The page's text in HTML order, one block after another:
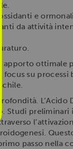
e
da attività
apporto ottimale
focus su
L’Acido
Studi preliminari
passo nella